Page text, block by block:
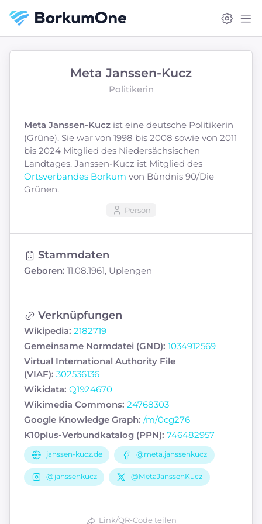
Meta Janssen-Kucz
Politikerin
Meta Janssen-Kucz ist eine deutsche Politikerin
(Grüne). Sie war von 1998 bis 2008 sowie von 2011
bis 2024 Mitglied des Niedersächsischen
Landtages. Janssen-Kucz ist Mitglied des
Ortsverbandes Borkum von Bündnis 90/Die
Grünen.
Person
Stammdaten
Geboren: 11.08.1961, Uplengen
Verknüpfungen
Wikipedia: 2182719
Gemeinsame Normdatei (GND): 1034912569
Virtual International Authority File
(VIAF): 302536136
Wikidata: Q1924670
Wikimedia Commons: 24768303
Google Knowledge Graph: /m/0cg276_
K10plus-Verbundkatalog (PPN): 746482957
janssen-kucz.de @meta.janssenkucz
@janssenkucz @MetaJanssenKucz
Link/QR-Code teilen